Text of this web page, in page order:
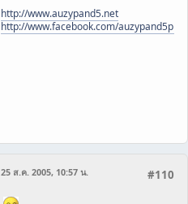
http://www.auzypand5.net
http://www.facebook.com/
#110
25 ส.ค. 2005, 10:57 น.